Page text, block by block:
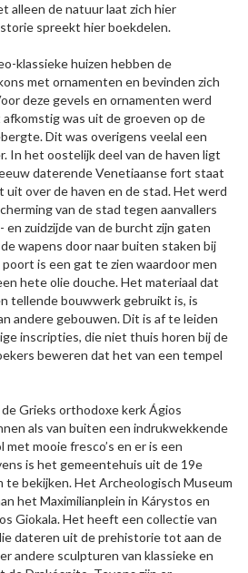
alleen de natuur laat zich hier
spreekt hier boekdelen.
klassieke huizen hebben de
met ornamenten en bevinden zich
deze gevels en ornamenten werd
was uit de groeven op de
Dit was overigens veelal een
In het oostelijk deel van de haven ligt
daterende Venetiaanse fort staat
over de haven en de stad. Het werd
van de stad tegen aanvallers
en zuidzijde van de burcht zijn gaten
wapens door naar buiten staken bij
is een gat te zien waardoor men
hete olie douche. Het materiaal dat
tellende bouwwerk gebruikt is, is
andere gebouwen. Dit is af te leiden
inscripties, die niet thuis horen bij de
beweren dat het van een tempel
Grieks orthodoxe kerk Ágios
als van buiten een indrukwekkende
mooie fresco’s en er is een
is het gemeentehuis uit de 19e
te bekijken. Het Archeologisch Museum
het Maximilianplein in Kárystos en
Giokala. Het heeft een collectie van
dateren uit de prehistorie tot aan de
andere sculpturen van klassieke en